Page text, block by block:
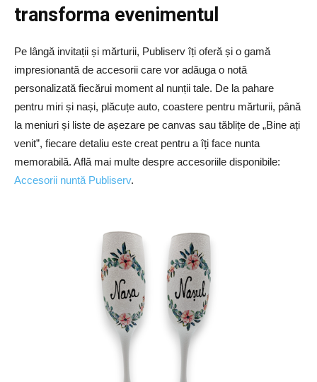
transforma evenimentul
Pe lângă invitații și mărturii, Publiserv îți oferă și o gamă
impresionantă de accesorii care vor adăuga o notă
personalizată fiecărui moment al nunții tale. De la pahare
pentru miri și nași, plăcuțe auto, coastere pentru mărturii, până
la meniuri și liste de așezare pe canvas sau tăblițe de „Bine ați
venit”, fiecare detaliu este creat pentru a îți face nunta
memorabilă. Află mai multe despre accesoriile disponibile:
Accesorii nuntă Publiserv.